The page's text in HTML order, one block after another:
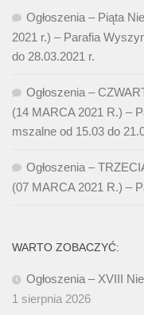
Ogłoszenia – Piąta
2021 r.) – Parafia
do 28.03.2021 r.
Ogłoszenia –
(14 MARCA 2021 R.) –
mszalne od 15.03 do
Ogłoszenia –
(07 MARCA 2021 R.) –
WARTO ZOBACZYĆ:
Ogłoszenia – XVIII
1 sierpnia 2026